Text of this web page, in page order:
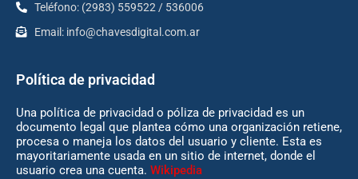
Teléfono: (2983) 559522 / 536006
Email: info@chavesdigital.com.ar
Política de privacidad
Una política de privacidad o póliza de privacidad es un
documento legal que plantea cómo una organización retiene,
procesa o maneja los datos del usuario y cliente. Esta es
mayoritariamente usada en un sitio de internet, donde el
usuario crea una cuenta. Wikipedia